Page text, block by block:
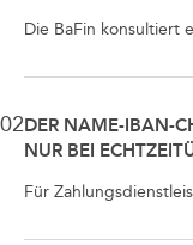
Die BaFin konsultiert
02DER NAME-IBAN-
NUR BEI
Für